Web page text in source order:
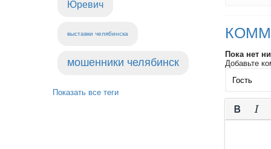
Юревич
выставки челябинска
мошенники челябинск
Показать все теги
Пока нет
Добавьте